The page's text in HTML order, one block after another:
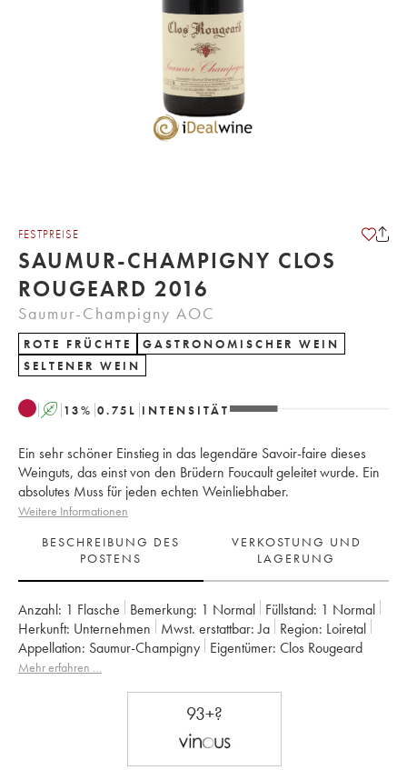
FESTPREISE
SAUMUR-CHAMPIGNY CLOS
ROUGEARD 2016
Saumur-Champigny AOC
ROTE FRÜCHTE
GASTRONOMISCHER WEIN
SELTENER WEIN
A 13% 0.75 L INTENSITÄT
Ein sehr schöner Einstieg in das legendäre Savoir-faire dieses
Weinguts, das einst von den Brüdern Foucault geleitet wurde. Ein
absolutes Muss für jeden echten Weinliebhaber.
Weitere Informationen
BESCHREIBUNG DES
POSTENS
VERKOSTUNG UND
LAGERUNG
Anzahl: 1 Flasche Bemerkung: 1 Normal Füllstand: 1 Normal
Herkunft:
unternehmen Mwst. erstattbar: ja Region: Loiretal
Appellation:
Saumur-Champigny Eigentümer: Clos Rougeard
Mehr erfahren …
93+?